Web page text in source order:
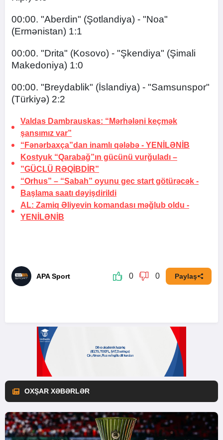
00:00. "Aberdin" (Şotlandiya) - "Noa"
(Ermənistan) 1:1
00:00. "Drita" (Kosovo) - "Şkendiya" (Şimali
Makedoniya) 1:0
00:00. "Breydablik" (İslandiya) - "Samsunspor"
(Türkiyə) 2:2
Valdas Dambrauskas: “Mərhələni keçmək
şansımız var”
“Fənərbaxça”dan inamlı qələbə - YENİLƏNİB
Kostyuk “Qarabağ”ın gücünü vurğuladı –
”GÜCLÜ RƏQİBDİR”
“Orhus” – “Sabah” oyunu gec start götürəcək -
Başlama saatı dəyişdirildi
AL: Zamiq Əliyevin komandası məğlub oldu -
YENİLƏNİB
APA Sport 0 0 Paylaş
OXŞAR XƏBƏRLƏR